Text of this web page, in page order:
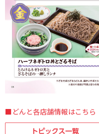
■どんと各店舗情報はこちら